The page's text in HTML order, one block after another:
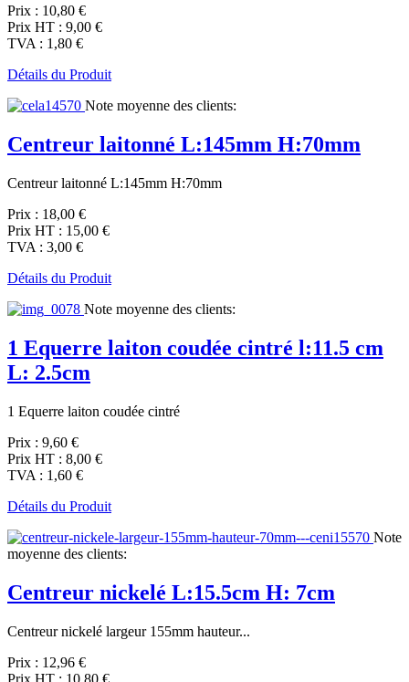
Prix : 10,80 €
Prix HT : 9,00 €
TVA : 1,80 €
Détails du Produit
Note moyenne des clients:
Centreur laitonné L:145mm H:70mm
Centreur laitonné L:145mm H:70mm
Prix : 18,00 €
Prix HT : 15,00 €
TVA : 3,00 €
Détails du Produit
Note moyenne des clients:
1 Equerre laiton coudée cintré l:11.5 cm
L: 2.5cm
1 Equerre laiton coudée cintré
Prix : 9,60 €
Prix HT : 8,00 €
TVA : 1,60 €
Détails du Produit
Note
moyenne des clients:
Centreur nickelé L:15.5cm H: 7cm
Centreur nickelé largeur 155mm hauteur...
Prix : 12,96 €
Prix HT : 10,80 €